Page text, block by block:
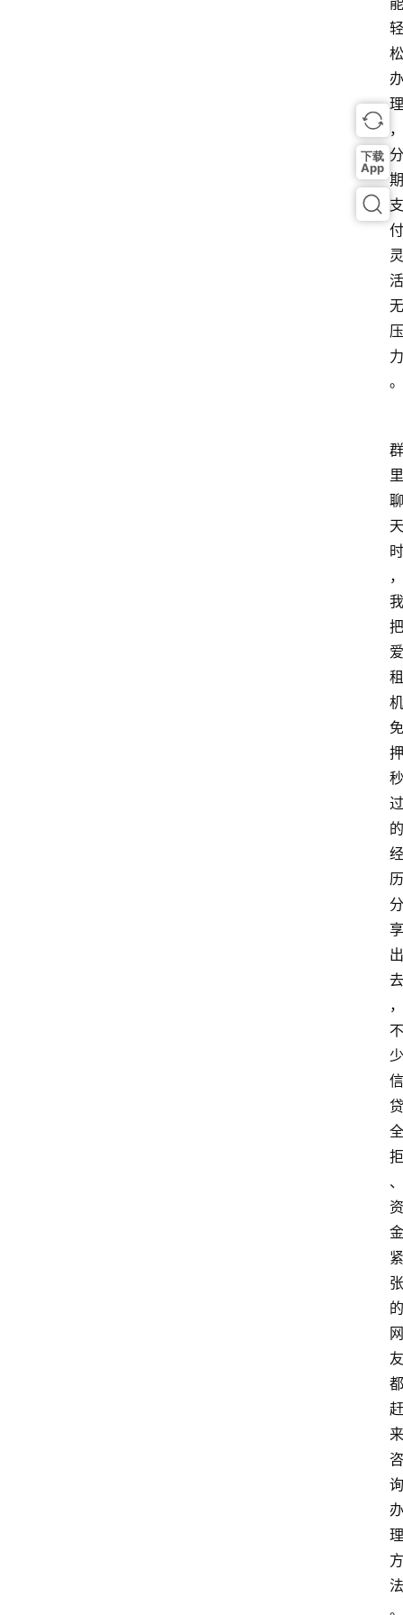
轻
松
办
理
，
分
期
支
付
灵
活
无
压
力
。
群
里
聊
天
时
，
我
把
爱
租
机
免
押
秒
过
的
经
历
分
享
出
去
，
不
少
信
贷
全
拒
、
资
金
紧
张
的
网
友
都
赶
来
咨
询
办
理
方
法
。
下载
App